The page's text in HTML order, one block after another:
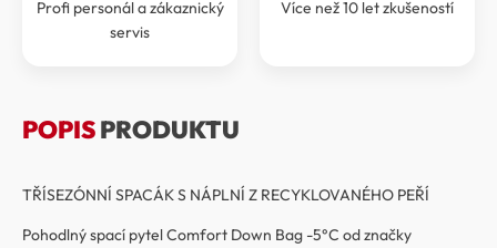
Profi personál a zákaznický
servis
Více než 10 let zkušeností
POPISPRODUKTU
TŘÍSEZÓNNÍ SPACÁK S NÁPLNÍ Z RECYKLOVANÉHO PEŘÍ
Pohodlný spací pytel Comfort Down Bag -5°C od značky